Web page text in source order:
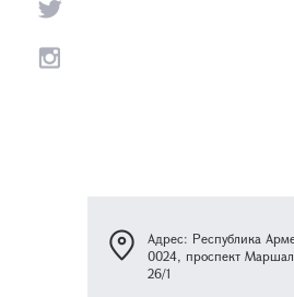
Адрес: Республика
0024, проспект
26/1